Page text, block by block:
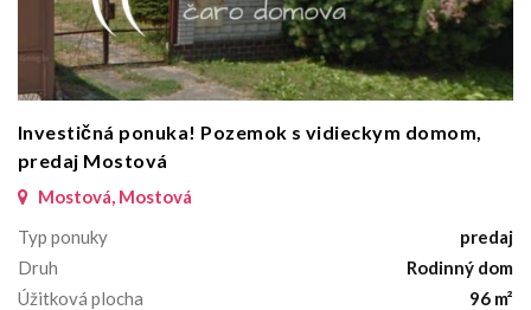
Investičná ponuka! Pozemok s vidieckym domom,
predaj Mostová
Mostová, Mostová
Typ ponuky
predaj
Druh
Rodinný dom
Úžitková plocha
96 m²